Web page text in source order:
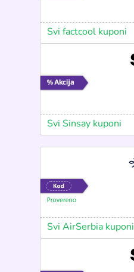
Svi factcool kuponi
Svi Sinsay kuponi
Svi AirSerbia kuponi